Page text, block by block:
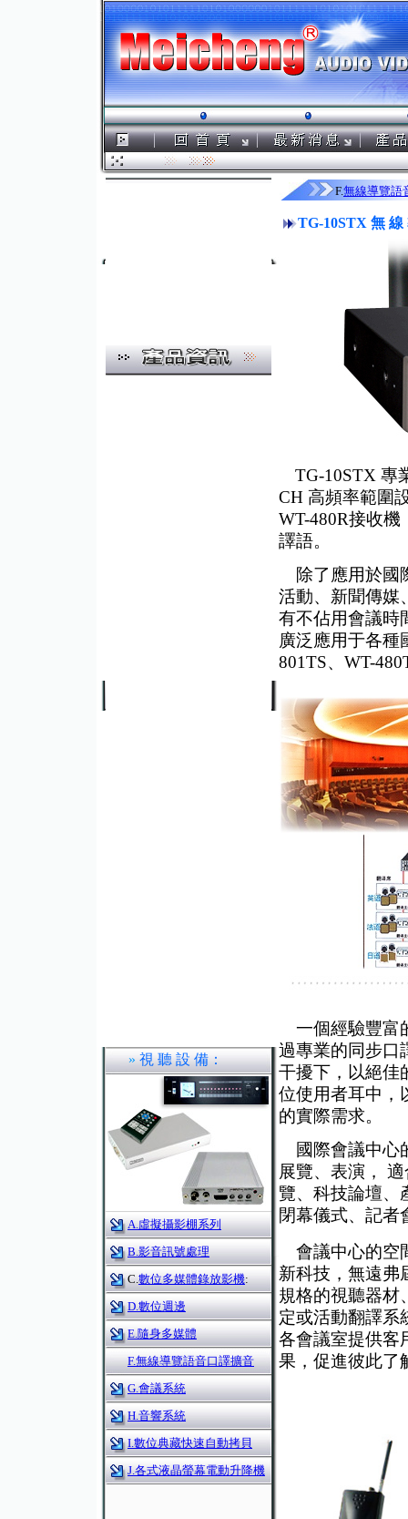
F.無線導覽語
TG-10STX 無 線
TG-10STX 專
CH 高頻率範圍
WT-480R接收
譯語。
除了應用於國
活動、新聞傳媒
有不佔用會議時
廣泛應用于各種
801TS、WT-
一個經驗豐富
過專業的同步口
干擾下，以絕佳
位使用者耳中，
的實際需求。
國際會議中心
展覽、表演，
覽、科技論壇、
閉幕儀式、記者
會議中心的空
新科技，無遠弗
規格的視聽器材
定或活動翻譯系
各會議室提供客
果，促進彼此了
»視 聽 設 備：
A.虛擬攝影棚系列
B.影音訊號處理
C.數位多媒體錄放影機:
D.數位週邊
E.隨身多媒體
F.無線導覽語音口譯擴音
G.會議系統
H.音響系統
I.數位典藏快速自動拷貝
J.各式液晶螢幕電動升降機